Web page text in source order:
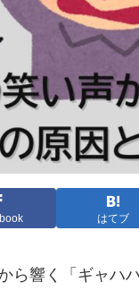
はてブ
ら響く「ギャハ